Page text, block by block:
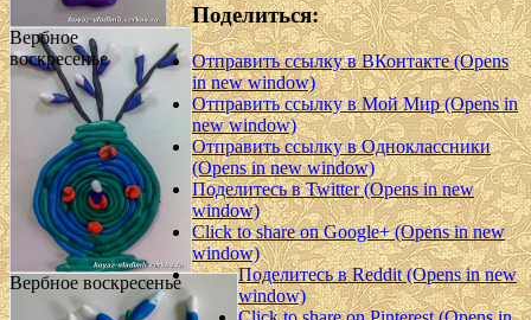
Вербное
воскресенье
Вербное воскресенье
Поделиться:
Отправить ссылку в ВКонтакте (Opens
in new window)
Отправить ссылку в Мой Мир (Opens in
new window)
Отправить ссылку в Одноклассники
(Opens in new window)
Поделитесь в Twitter (Opens in new
window)
Click to share on Google+ (Opens in new
window)
Поделитесь в Reddit (Opens in new
window)